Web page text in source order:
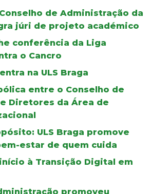
de Administração da
júri de projeto académico
conferência da Liga
o Cancro
na ULS Braga
entre o Conselho de
Diretores da Área de
ULS Braga promove
estar de quem cuida
à Transição Digital em
promoveu